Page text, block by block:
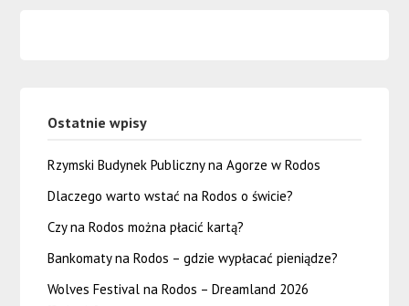
Ostatnie wpisy
Rzymski Budynek Publiczny na Agorze w Rodos
Dlaczego warto wstać na Rodos o świcie?
Czy na Rodos można płacić kartą?
Bankomaty na Rodos – gdzie wypłacać pieniądze?
Wolves Festival na Rodos – Dreamland 2026